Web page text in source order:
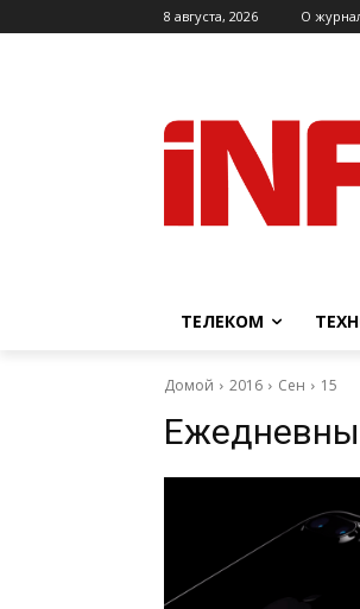
8 августа, 2026 O
ТЕЛЕКОМ
Домой 2016 Сен 15